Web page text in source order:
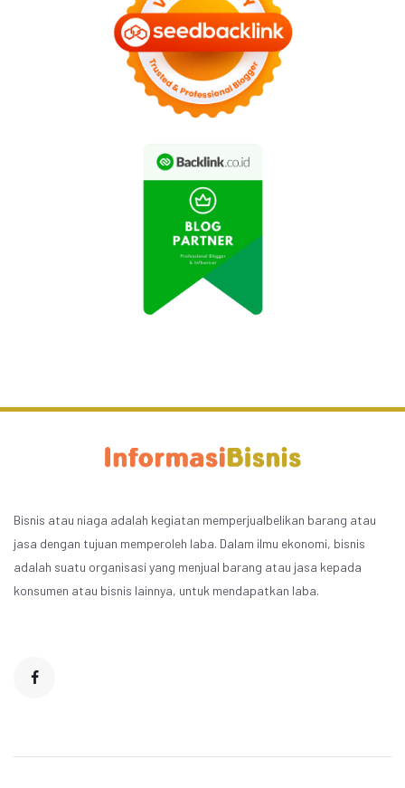
Bisnis atau niaga adalah kegiatan memperjualbelikan barang atau
jasa dengan tujuan memperoleh laba. Dalam ilmu ekonomi, bisnis
adalah suatu organisasi yang menjual barang atau jasa kepada
konsumen atau bisnis lainnya, untuk mendapatkan laba.